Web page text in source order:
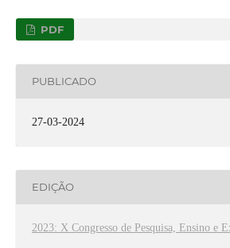
PDF
PUBLICADO
27-03-2024
EDIÇÃO
2023: X Congresso de Pesquisa, Ensino e